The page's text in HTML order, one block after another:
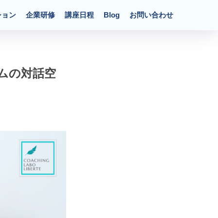
ョン 企業研修 講座日程 Blog お問い合わせ
の対話空